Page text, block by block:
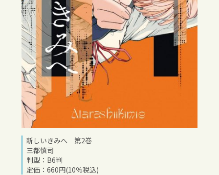
新しいきみへ 第2巻
三都慎司
判型：B6判
定価：660円(10％税込)